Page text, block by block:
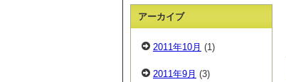
アーカイブ
2011年10月 (1)
2011年9月 (3)